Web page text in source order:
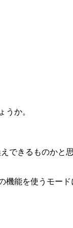
うか。
できるものかと
能を使うモード